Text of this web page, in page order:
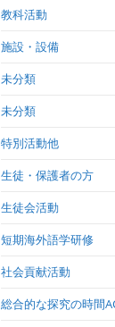
教科活動
施設・設備
未分類
未分類
特別活動他
生徒・保護者の方
生徒会活動
短期海外語学研修
社会貢献活動
総合的な探究の時間